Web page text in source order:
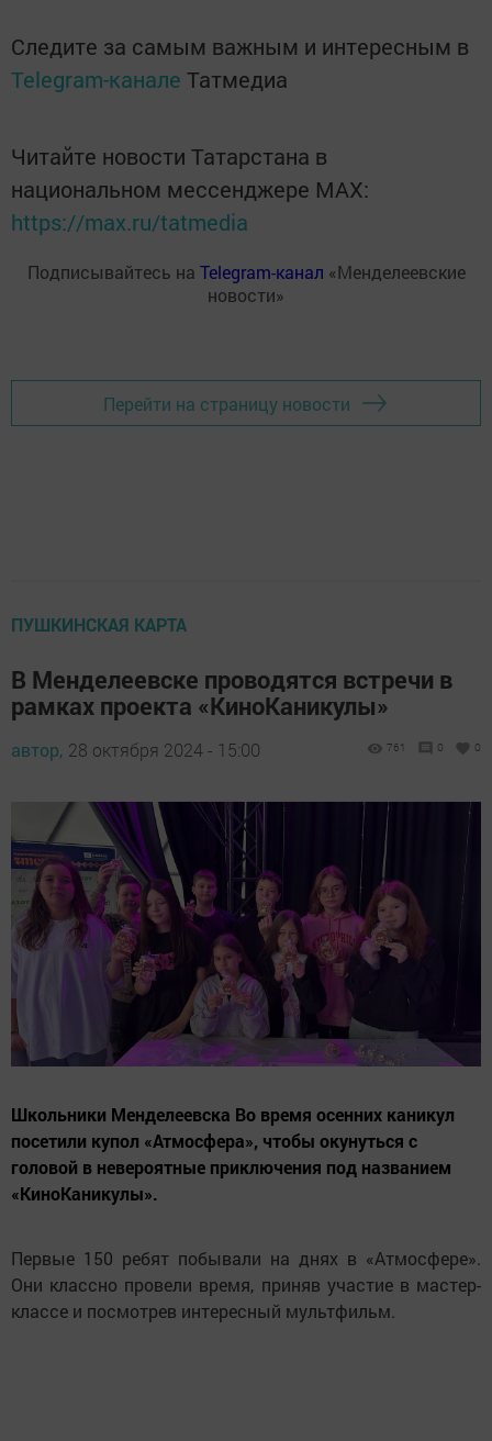
Следите за самым важным и интересным в
Telegram-канале Татмедиа
Читайте новости Татарстана в
национальном мессенджере MАХ:
https://max.ru/tatmedia
Подписывайтесь на Telegram-канал «Менделеевские
новости»
Перейти на страницу новости
ПУШКИНСКАЯ КАРТА
В Менделеевске проводятся встречи в
рамках проекта «КиноКаникулы»
автор, 28 октября 2024 - 15:00 761 0 0
Школьники Менделеевска Во время осенних каникул
посетили купол «Атмосфера», чтобы окунуться с
головой в невероятные приключения под названием
«КиноКаникулы».
Первые 150 ребят побывали на днях в «Атмосфере».
Они классно провели время, приняв участие в мастер-
классе и посмотрев интересный мультфильм.